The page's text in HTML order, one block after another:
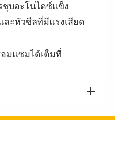
ชุบอะโนไดซ์แข็ง
ละหัวซีลที่มีแรงเสียด
มแซมได้เต็มที่